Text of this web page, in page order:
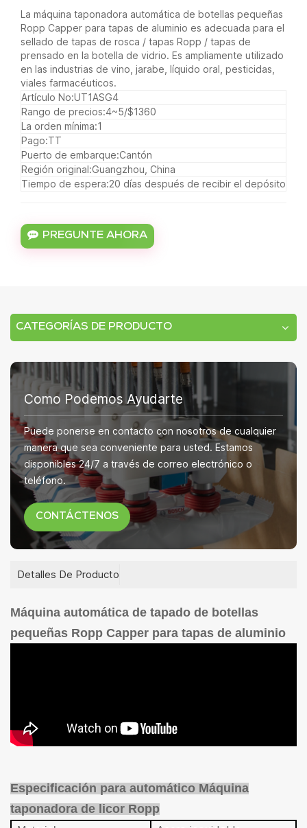
La máquina taponadora automática de botellas pequeñas
Ropp Capper para tapas de aluminio es adecuada para el
sellado de tapas de rosca / tapas Ropp / tapas de
prensado en la botella de vidrio. Es ampliamente utilizado
en las industrias de vino, jarabe, líquido oral, pesticidas,
viales farmacéuticos.
Artículo No:UT1ASG4
Rango de precios:4~5/$1360
La orden mínima:1
Pago:TT
Puerto de embarque:Cantón
Región original:Guangzhou, China
Tiempo de espera:20 días después de recibir el depósito
PREGUNTE AHORA
CATEGORÍAS DE PRODUCTO
Como Podemos Ayudarte
Puede ponerse en contacto con nosotros de cualquier
manera que sea conveniente para usted. Estamos
disponibles 24/7 a través de correo electrónico o
teléfono.
CONTÁCTENOS
Detalles De Producto
Máquina automática de tapado de botellas
pequeñas Ropp Capper para tapas de aluminio
Especificación para automático Máquina
taponadora de licor Ropp